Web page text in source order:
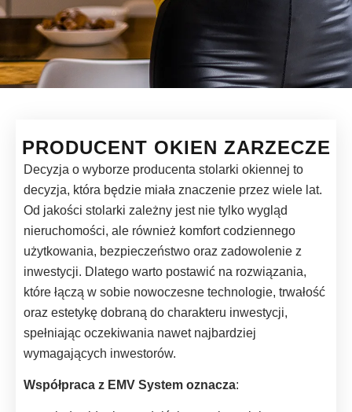
PRODUCENT OKIEN ZARZECZE
Decyzja o wyborze producenta stolarki okiennej to
decyzja, która będzie miała znaczenie przez wiele lat.
Od jakości stolarki zależny jest nie tylko wygląd
nieruchomości, ale również komfort codziennego
użytkowania, bezpieczeństwo oraz zadowolenie z
inwestycji. Dlatego warto postawić na rozwiązania,
które łączą w sobie nowoczesne technologie, trwałość
oraz estetykę dobraną do charakteru inwestycji,
spełniając oczekiwania nawet najbardziej
wymagających inwestorów.
Współpraca z EMV System oznacza: